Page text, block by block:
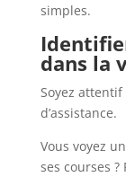
simples.
dans la
Soyez
d’assistance.
Vous voyez
ses courses